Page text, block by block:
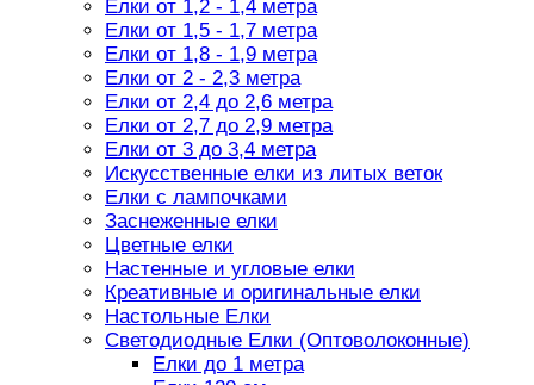
Елки от 1,2 - 1,4 метра
Елки от 1,5 - 1,7 метра
Елки от 1,8 - 1,9 метра
Елки от 2 - 2,3 метра
Елки от 2,4 до 2,6 метра
Елки от 2,7 до 2,9 метра
Елки от 3 до 3,4 метра
Искусственные елки из литых веток
Елки с лампочками
Заснеженные елки
Цветные елки
Настенные и угловые елки
Креативные и оригинальные елки
Настольные Елки
Светодиодные Елки (Оптоволоконные)
Елки до 1 метра